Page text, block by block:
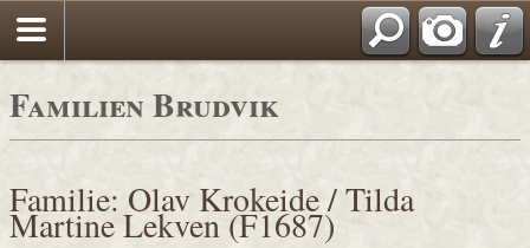
Familien Brudvik
Familie: Olav Krokeide / Tilda
Martine Lekven (F1687)